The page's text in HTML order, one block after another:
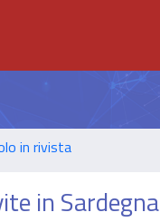
in rivista
in Sardegna